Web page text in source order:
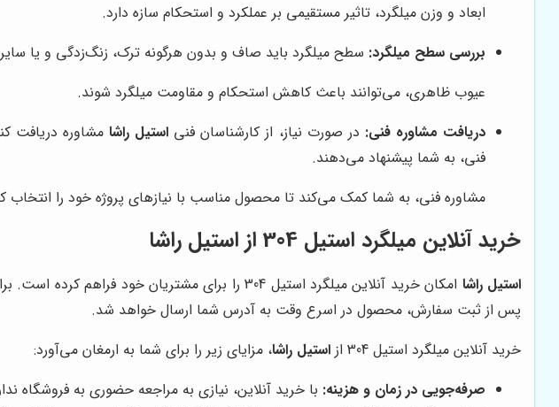
ابعاد و وزن میلگرد، تاثیر مستقیمی بر عملکرد و استحکام سازه دارد.
بررسی سطح میلگرد: سطح میلگرد باید صاف و بدون هرگونه ترک، زنگ‌زدگی و یا
عیوب ظاهری، می‌توانند باعث کاهش استحکام و مقاومت میلگرد شوند.
دریافت مشاوره فنی: در صورت نیاز، از کارشناسان فنی استیل راشامشاوره دریافت
فنی، به شما پیشنهاد می‌دهند.
مشاوره فنی، به شما کمک می‌کند تا محصول مناسب با نیازهای پروژه خود را
خرید آنلاین میلگرد استیل 304 از استیل راشا
استیل راشا
امکان خرید آنلاین میلگرد استیل 304 را برای
پس از ثبت سفارش، محصول در اسرع وقت به آدرس شما ارسال خواهد شد.
خرید آنلاین میلگرد استیل 304 از
استیل راشا، مزایای زیر را برای شما به ارمغان می‌آورد:
صرفه‌جویی در زمان و هزینه: با خرید آنلاین، نیازی به مراجعه حضوری به فروشگاه